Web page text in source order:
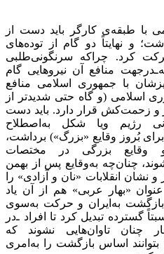
با طبقه‌ی کارگر باید دست از
و نهایتاً دو گام از توده‌های
کرد. چراکه سرنگونی‌طلبی
منافع آن نیروهایی گام
با جمهوری اسلامی منافع
اسلامی (و گاه حتی شدیدتر از
و زحمت‌کش قرار دارد. باید دست
رژیم ویا شکل به‌اصطلاح
بُروز وقایع «بزرگ») برداشت،
وقایع بزرگی در مختصات
چنان‌چه به‌وقایع پس از بهمن
و نشان انقلابات «نان و آزادی» را
«بهار عربی» هم از آن یاد
بازگشت به‌ایران و حرکت به‌سوی
گسترده تبدیل کرد تا افراد ـ‌در
چنان تاوان‌هایی نشوند که
اساس بازگشت را به‌امری